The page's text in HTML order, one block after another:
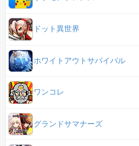
ドット異世界
ホワイトアウトサバイバル
ワンコレ
グランドサマナーズ